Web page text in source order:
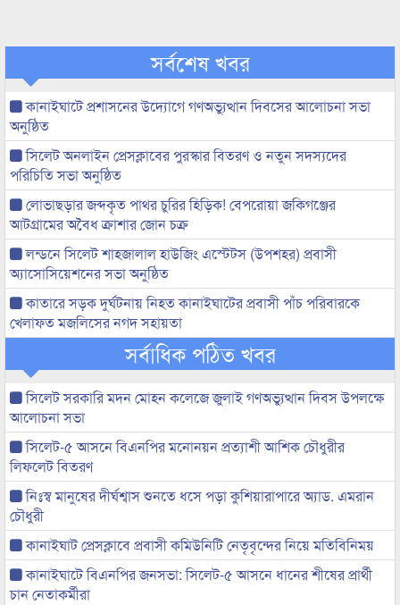
সর্বশেষ খবর
কানাইঘাটে প্রশাসনের উদ্যোগে গণঅভ্যুত্থান দিবসের আলোচনা সভা
অনুষ্ঠিত
সিলেট অনলাইন প্রেসক্লাবের পুরস্কার বিতরণ ও নতুন সদস্যদের
পরিচিতি সভা অনুষ্ঠিত
লোভাছড়ার জব্দকৃত পাথর চুরির হিড়িক! বেপরোয়া জকিগঞ্জের
আটগ্রামের অবৈধ ক্রাশার জোন চক্র
লন্ডনে সিলেট শাহজালাল হাউজিং এস্টেটস (উপশহর) প্রবাসী
অ্যাসোসিয়েশনের সভা অনুষ্ঠিত
কাতারে সড়ক দুর্ঘটনায় নিহত কানাইঘাটের প্রবাসী পাঁচ পরিবারকে
খেলাফত মজলিসের নগদ সহায়তা
সর্বাধিক পঠিত খবর
সিলেট সরকারি মদন মোহন কলেজে জুলাই গণঅভ্যুত্থান দিবস উপলক্ষে
আলোচনা সভা
সিলেট-৫ আসনে বিএনপির মনোনয়ন প্রত্যাশী আশিক চৌধুরীর
লিফলেট বিতরণ
নিঃস্ব মানুষের দীর্ঘশ্বাস শুনতে ধসে পড়া কুশিয়ারাপারে অ্যাড. এমরান
চৌধুরী
কানাইঘাট প্রেসক্লাবে প্রবাসী কমিউনিটি নেতৃবৃন্দের নিয়ে মতিবিনিময়
কানাইঘাটে বিএনপির জনসভা: সিলেট-৫ আসনে ধানের শীষের প্রার্থী
চান নেতাকর্মীরা